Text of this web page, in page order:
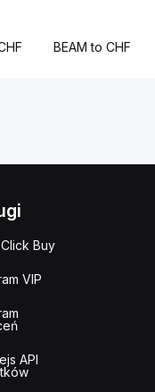
BEAM to CHF
Buy
VIP
API